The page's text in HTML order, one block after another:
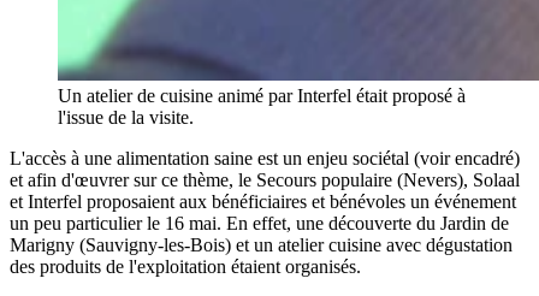
Un atelier de cuisine animé par Interfel était proposé à
l'issue de la visite.
L'accès à une alimentation saine est un enjeu sociétal (voir encadré)
et afin d'œuvrer sur ce thème, le Secours populaire (Nevers), Solaal
et Interfel proposaient aux bénéficiaires et bénévoles un événement
un peu particulier le 16 mai. En effet, une découverte du Jardin de
Marigny (Sauvigny-les-Bois) et un atelier cuisine avec dégustation
des produits de l'exploitation étaient organisés.